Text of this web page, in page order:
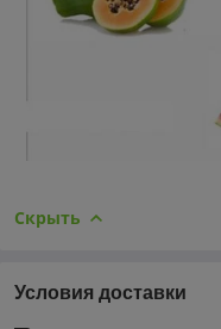
Скрыть
Условия доставки